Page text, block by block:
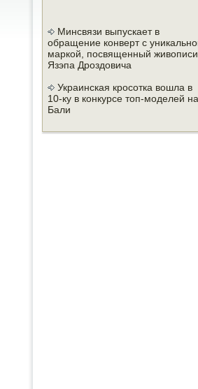
Минсвязи выпускает в
обращение конверт с
маркой, посвященный живописи
Язэпа Дроздовича
Украинская кросотка вошла в
10-ку в конкурсе топ-моделей на
Бали